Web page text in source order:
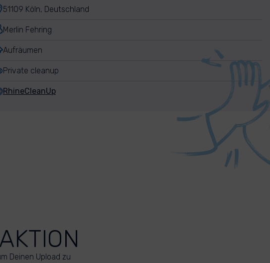
51109 Köln, Deutschland
Merlin Fehring
Aufräumen
Private cleanup
RhineCleanUp
Deinen Upload zu